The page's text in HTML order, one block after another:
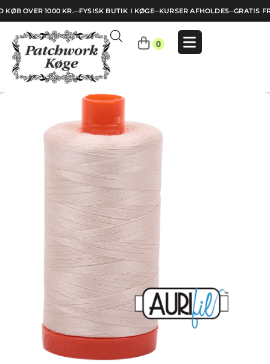
KØB OVER 1000 KR.─FYSISK BUTIK I KØGE─KURSER AFHOLDES─GRATIS
0
Indkøbskurv
Din
kurv